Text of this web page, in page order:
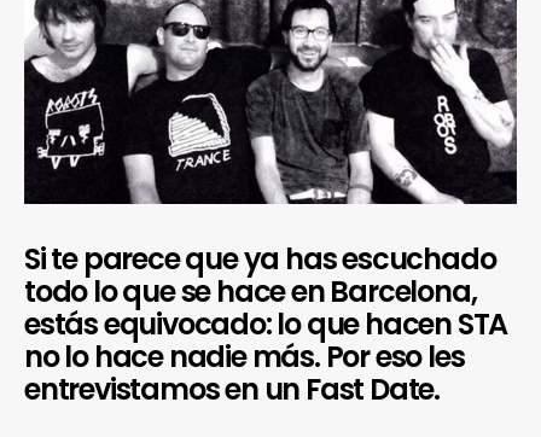
Si te parece que ya has escuchado
todo lo que se hace en Barcelona,
estás equivocado: lo que hacen STA
no lo hace nadie más. Por eso les
entrevistamos en un Fast Date.